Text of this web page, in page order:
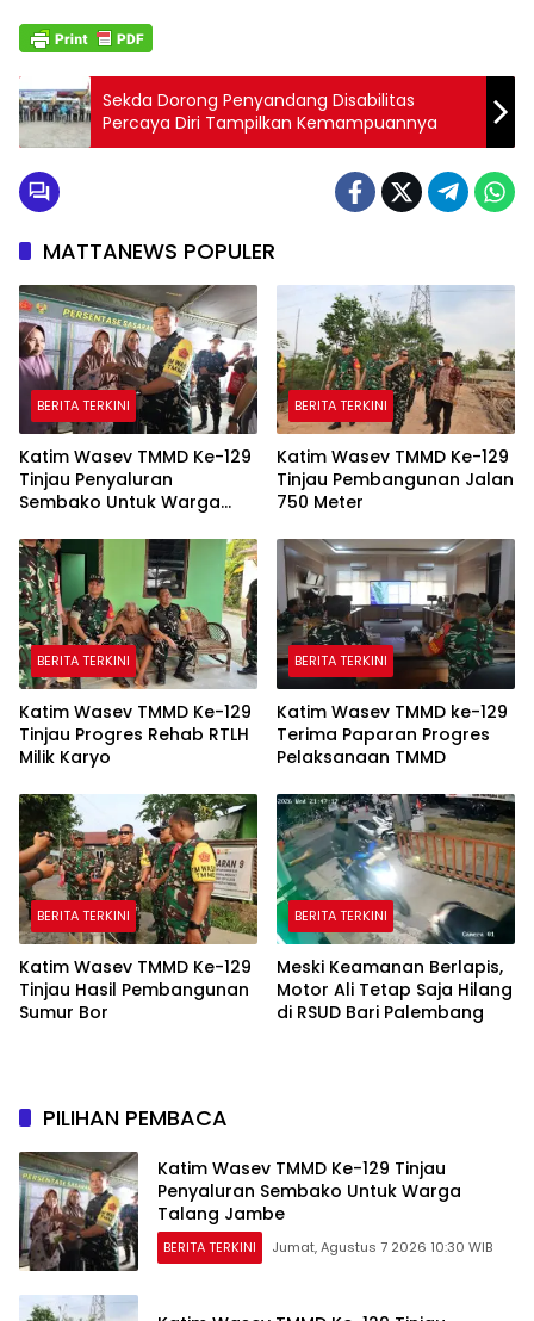
Sekda Dorong Penyandang Disabilitas
Percaya Diri Tampilkan Kemampuannya
MATTANEWS POPULER
BERITA TERKINI
Katim Wasev TMMD Ke-129
Tinjau Penyaluran
Sembako Untuk Warga
BERITA TERKINI
Katim Wasev TMMD Ke-129
Tinjau Pembangunan Jalan
750 Meter
BERITA TERKINI
Katim Wasev TMMD Ke-129
Tinjau Progres Rehab RTLH
Milik Karyo
BERITA TERKINI
Katim Wasev TMMD ke-129
Terima Paparan Progres
Pelaksanaan TMMD
BERITA TERKINI
Katim Wasev TMMD Ke-129
Tinjau Hasil Pembangunan
Sumur Bor
BERITA TERKINI
Meski Keamanan Berlapis,
Motor Ali Tetap Saja Hilang
di RSUD Bari Palembang
PILIHAN PEMBACA
Katim Wasev TMMD Ke-129 Tinjau
Penyaluran Sembako Untuk Warga
Talang Jambe
BERITA TERKINI Jumat, Agustus 7 2026 10:30 WIB